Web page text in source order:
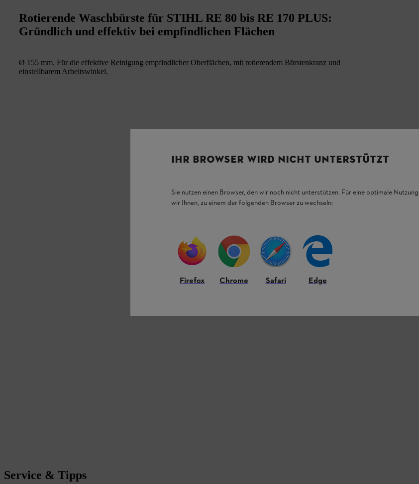
Rotierende Waschbürste für STIHL RE 80 bis RE 170 PLUS:
Gründlich und effektiv bei empfindlichen Flächen
Ø 155 mm. Für die effektive Reinigung empfindlicher Oberflächen, mit rotierendem Bürstenkranz und
einstellbarem Arbeitswinkel.
Service & Tipps
IHR BROWSER WIRD NICHT UNTERSTÜTZT
Sie nutzen einen Browser, den wir noch nicht unterstützen. Für eine optimale
wir Ihnen, zu einem der folgenden Browser zu wechseln:
Firefox Chrome Safari Edge